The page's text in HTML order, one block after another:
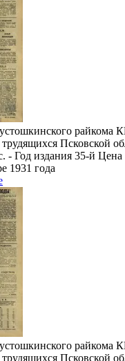
райкома
трудящихся Псковской
- Год издания 35-й Цена
1931 года
райкома
трудящихся Псковской